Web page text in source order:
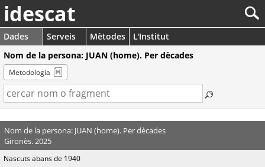
idescat
Dades Serveis Mètodes
L'Institut
Nom de la persona: JUAN (home). Per dècades
Metodologia
Nom de la persona: JUAN (home). Per dècades
Gironès. 2025
Nascuts abans de 1940